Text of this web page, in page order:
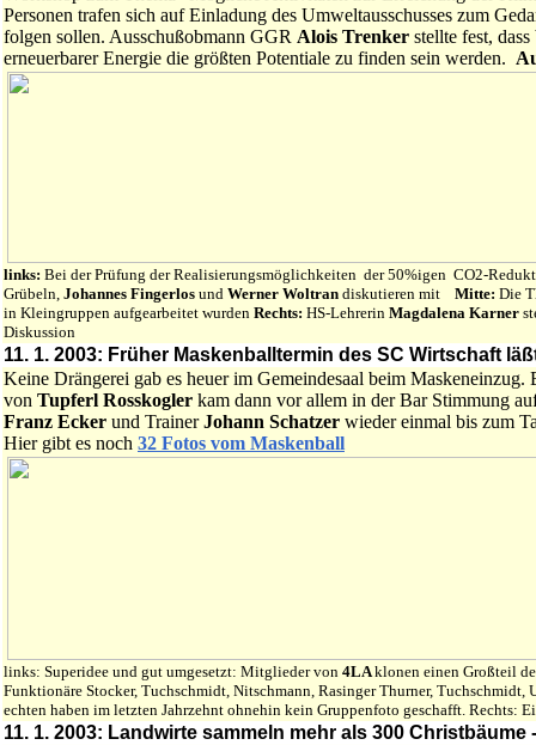
Personen trafen sich auf Einladung des Umweltausschusses zum
folgen sollen. Ausschußobmann GGR Alois Trenker stellte fest,
erneuerbarer Energie die größten Potentiale zu finden sein werden.
links: Bei der Prüfung der Realisierungsmöglichkeiten der 50%igen CO2-
Grübeln, Johannes Fingerlos und Werner Woltran diskutieren mit Mitte: Die
in Kleingruppen aufgearbeitet wurden Rechts: HS-Lehrerin Magdalena Karner
Diskussion
11. 1. 2003: Früher Maskenballtermin des SC Wirtschaft
Keine Drängerei gab es heuer im Gemeindesaal beim
von Tupferl Rosskogler kam dann vor allem in der Bar Stimmung
Franz Ecker und TrainerJohann Schatzer wieder einmal bis zum
Hier gibt es noch 32 Fotos vom Maskenball
links: Superidee und gut umgesetzt: Mitglieder von 4LAklonen einen Großteil
Funktionäre Stocker, Tuchschmidt, Nitschmann, Rasinger Thurner, Tuchschmidt,
echten haben im letzten Jahrzehnt ohnehin kein Gruppenfoto geschafft. Rechts:
11. 1. 2003: Landwirte sammeln mehr als 300